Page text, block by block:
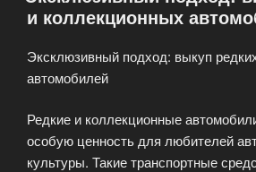
автомобиля»
и коллекционных
Эксклюзивный подход: выкуп
автомобилей
Редкие и коллекционные
особую ценность для любителей
культуры. Такие транспортные